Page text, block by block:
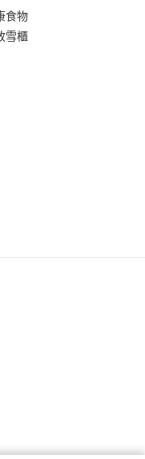
：012-875-1-240680-7 匯
FOOD LTD 請於24小時
收據或成功轉帳畫面截圖
，我們在收到
，如包裹過大，
備購物袋)
食物
雪櫃